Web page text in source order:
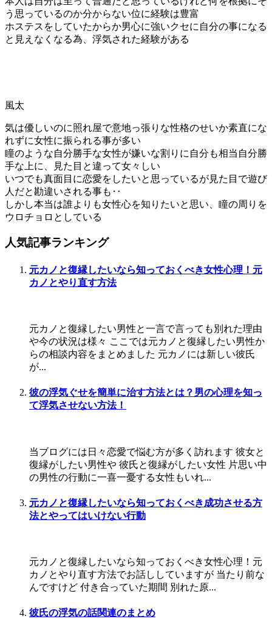
う思っているのか分からない位に経験は豊富
ホステスをしていたからか男心に強いクセに自分の事になる
と見えなくなる為、浮気された経験がある
風太
気は優しいのに照れ屋で意地っ張りな性格のせいか素直にな
れずに女性に振られる事が多い
瞳のような自分勝手な女性が嫌いな割りに自分も相当自分勝
手な上に、見た目と違って女々しい
いつでも真面目に恋愛をしたいと思っているが見た目で遊び
人だと勘違いされる事も‥
しかし本当は誰よりも女性心を知りたいと思い、瞳の周りを
ウロチョロとしている
人気記事ランキング
元カノと復縁したいなら知っておくべき女性心理！元
カノとやり直す方法
元カノと復縁したい男性と一言で言っても別れた理由
や今の状況は様々 ここでは元カノと復縁したい男性か
らの相談内容をまとめました 元カノには新しい彼氏
が...
彼の浮気ぐせを簡単に治す方法とは？男の心理を知っ
て浮気させない方法！
当ブログには日々恋愛で悩む方が多く訪れます 彼女と
復縁がしたい男性や 彼氏と復縁がしたい女性 片思い中
の男性の行動に一喜一憂する女性もいれ...
元カノと復縁したいなら知っておくべき成功させる方
法とやってはいけない行動
元カノと復縁したいなら知っておくべき女性心理！元
カノとやり直す方法でお話ししていますが 当たり前な
んですけど 付き合っていた期間 別れた原...
彼氏の浮気の話関連のまとめ